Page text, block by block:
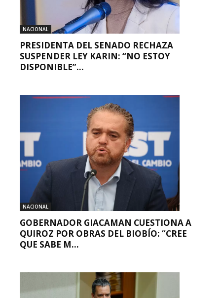
NACIONAL
PRESIDENTA DEL SENADO RECHAZA
SUSPENDER LEY KARIN: “NO ESTOY
DISPONIBLE”...
NACIONAL
GOBERNADOR GIACAMAN CUESTIONA A
QUIROZ POR OBRAS DEL BIOBÍO: “CREE
QUE SABE M...